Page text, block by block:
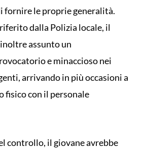
le proprie generalità.
dalla Polizia locale, il
assunto un
e minaccioso nei
arrivando in più occasioni a
fisico con il personale
controllo, il giovane avrebbe